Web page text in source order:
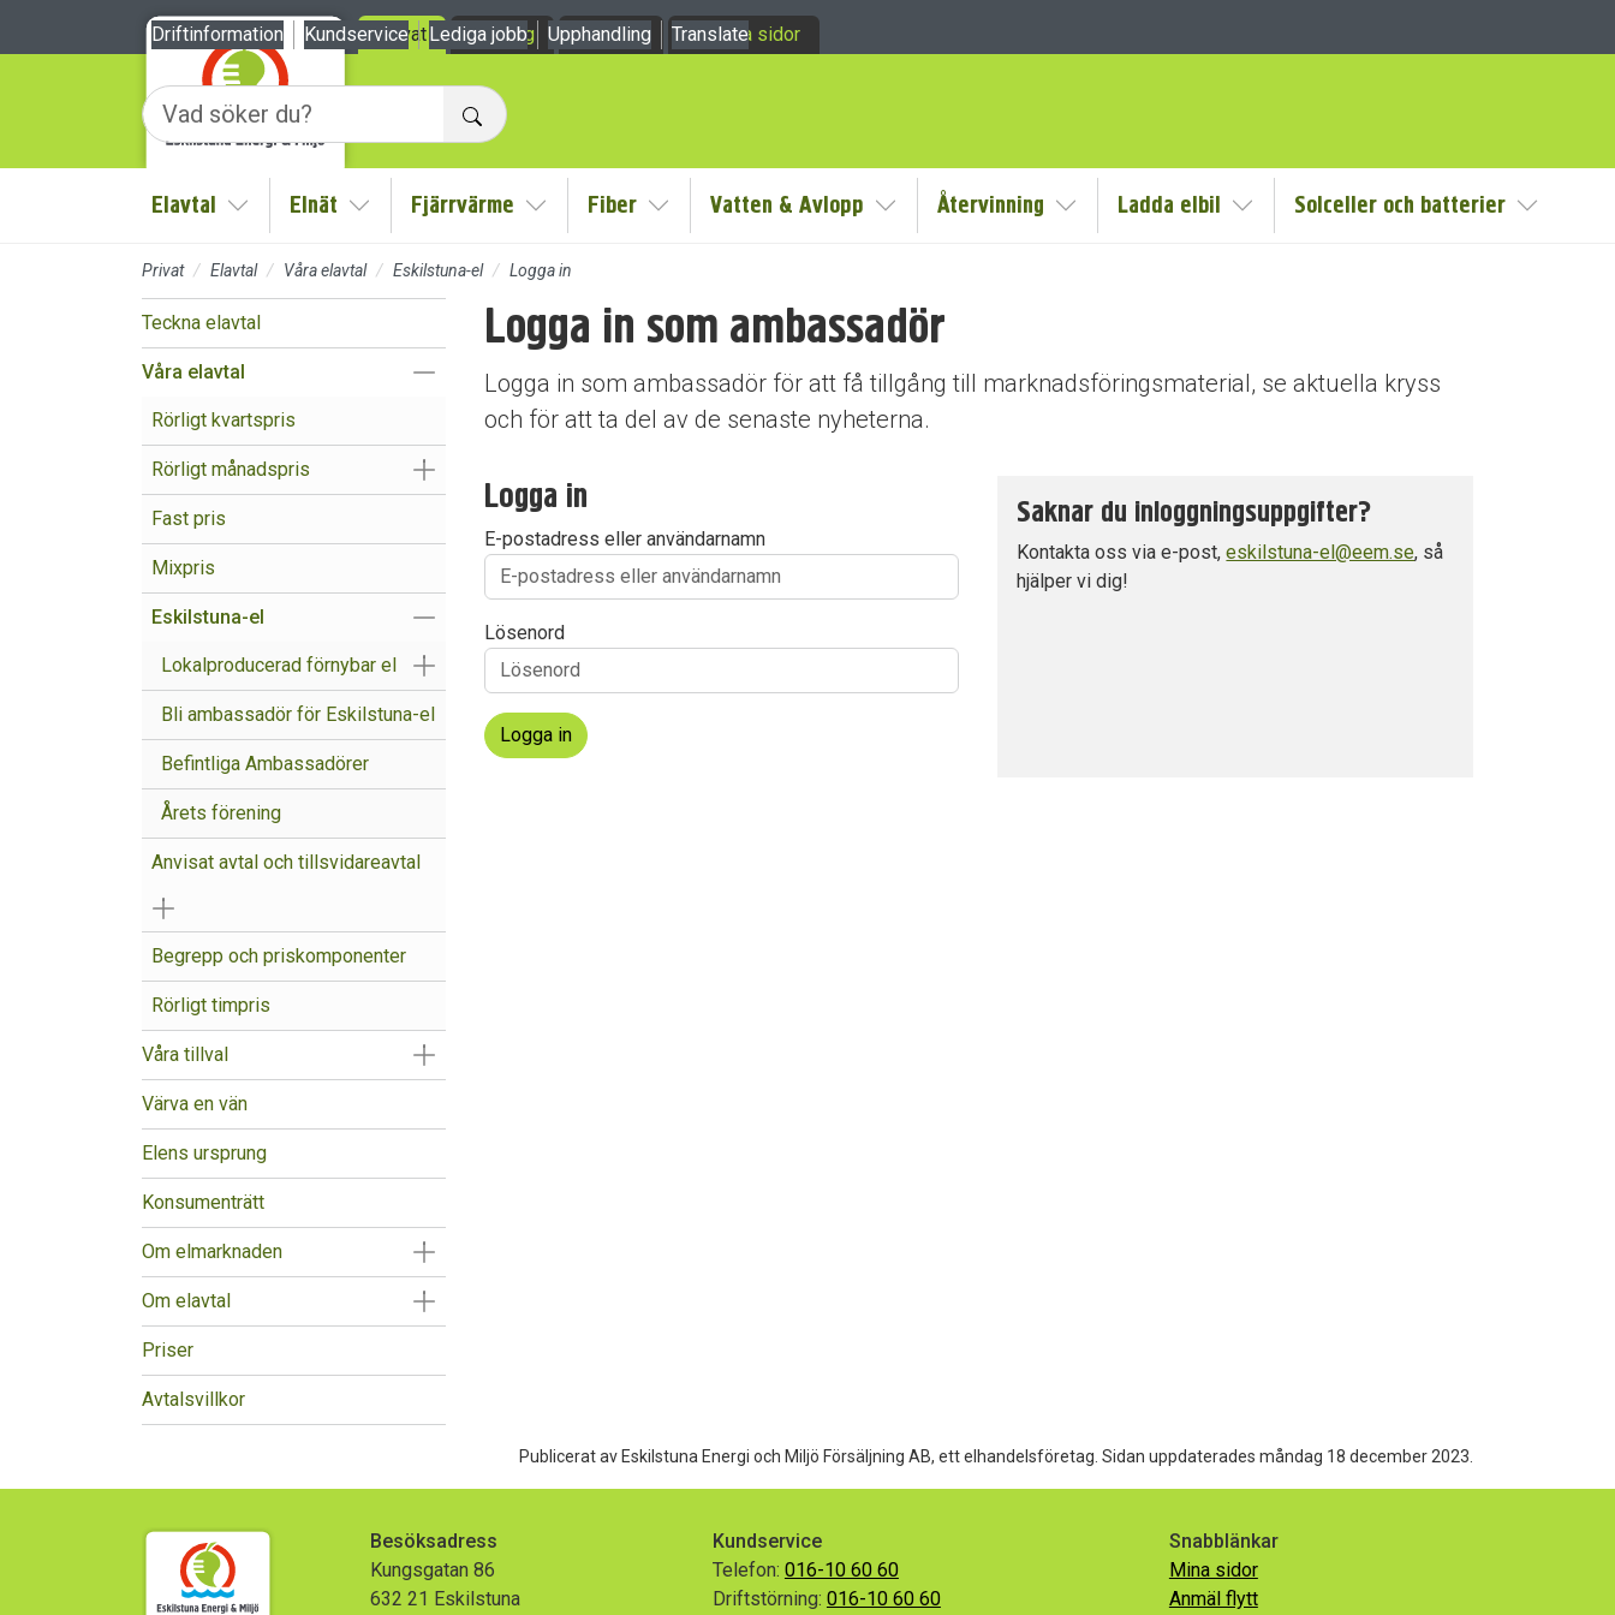
Till sidans huvudinnehåll
Privat
Företag Om oss Mina sidor
Sök
Elavtal Visa/Göm undermeny
Elnät Visa/Göm undermeny
Fjärrvärme Visa/Göm undermeny
Fiber Visa/Göm undermeny
Vatten & Avlopp Visa/Göm undermeny
Återvinning Visa/Göm undermeny
Ladda elbil Visa/Göm undermeny
Solceller och batterier Visa/Göm
Driftinformation Kundservice Lediga jobb Upphandling Translate
Privat Elavtal Våra elavtal Eskilstuna-el Logga in
Teckna elavtal
Våra elavtal Visa/Göm undermeny
Rörligt kvartspris
Rörligt månadspris Visa/Göm undermeny
Fast pris
Mixpris
Eskilstuna-el Visa/Göm undermeny
Lokalproducerad förnybar el Visa/Göm undermeny
Bli ambassadör för Eskilstuna-el
Befintliga Ambassadörer
Årets förening
Anvisat avtal och tillsvidareavtal
Visa/Göm undermeny
Begrepp och priskomponenter
Rörligt timpris
Våra tillval Visa/Göm undermeny
Värva en vän
Elens ursprung
Konsumenträtt
Om elmarknaden Visa/Göm undermeny
Om elavtal Visa/Göm undermeny
Priser
Avtalsvillkor
Logga in som ambassadör
Logga in som ambassadör för att få tillgång till marknadsföringsmaterial, se aktuella kryss
och för att ta del av de senaste nyheterna.
Logga in
E-postadress eller användarnamn
Lösenord
Logga in
Saknar du inloggningsuppgifter?
Kontakta oss via e-post,eskilstuna-el@eem.se, så
hjälper vi dig!
Publicerat av Eskilstuna Energi och Miljö Försäljning AB, ett elhandelsföretag. Sidan uppdaterades måndag 18 december 2023.
Besöksadress
Kungsgatan 86
632 21 Eskilstuna
Kundservice
Telefon: 016-10 60 60
Driftstörning: 016-10 60 60
Snabblänkar
Mina sidor
Anmäl flytt